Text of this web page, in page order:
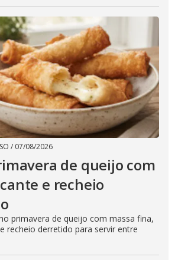
/ 07/08/2026
de queijo com
e recheio
primavera de queijo com massa fina,
recheio derretido para servir entre